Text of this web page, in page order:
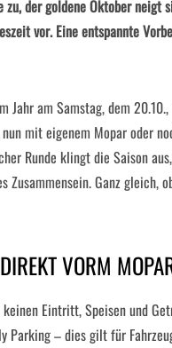
zu, der goldene Oktober
vor. Eine entspannte
Jahr am Samstag, dem
mit eigenem Mopar oder
Runde klingt die Saison
Zusammensein. Ganz
VORM
Eintritt, Speisen und
Parking – dies gilt für